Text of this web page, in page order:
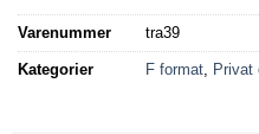
Varenummer tra39
Kategorier F format Privat